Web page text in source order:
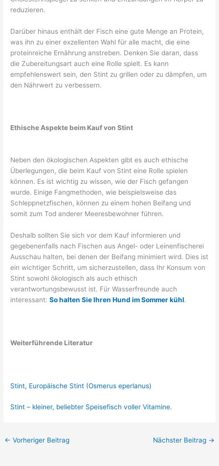
reduzieren.
Darüber hinaus enthält der Fisch eine gute Menge an Protein,
was ihn zu einer exzellenten Wahl für alle macht, die eine
proteinreiche Ernährung anstreben. Denken Sie daran, dass
die Zubereitungsart auch eine Rolle spielt. Es kann
empfehlenswert sein, den Stint zu grillen oder zu dämpfen, um
den Nährwert zu verbessern.
Ethische Aspekte beim Kauf von Stint
Neben den ökologischen Aspekten gibt es auch ethische
Überlegungen, die beim Kauf von Stint eine Rolle spielen
können. Es ist wichtig zu wissen, wie der Fisch gefangen
wurde. Einige Fangmethoden, wie beispielsweise das
Schleppnetzfischen, können zu einem hohen Beifang und
somit zum Tod anderer Meeresbewohner führen.
Deshalb sollten Sie sich vor dem Kauf informieren und
gegebenenfalls nach Fischen aus Angel- oder Leinenfischerei
Ausschau halten, bei denen der Beifang minimiert wird. Dies ist
ein wichtiger Schritt, um sicherzustellen, dass Ihr Konsum von
Stint sowohl ökologisch als auch ethisch
verantwortungsbewusst ist. Für Wasserfreunde auch
interessant:So halten Sie Ihren Hund im Sommer kühl.
Weiterführende Literatur
Stint, Europäische Stint (Osmerus eperlanus)
Stint – kleiner, beliebter Speisefisch voller Vitamine.
← Vorheriger Beitrag Nächster Beitrag →